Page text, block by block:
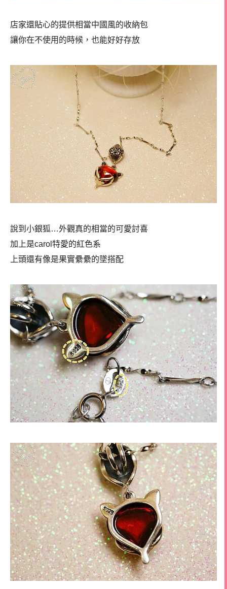
店家還貼心的提供相當中國風的收納包
讓你在不使用的時候，也能好好存放
說到小銀狐…外觀真的相當的可愛討喜
加上是carol特愛的紅色系
上頭還有像是果實纍纍的墜搭配